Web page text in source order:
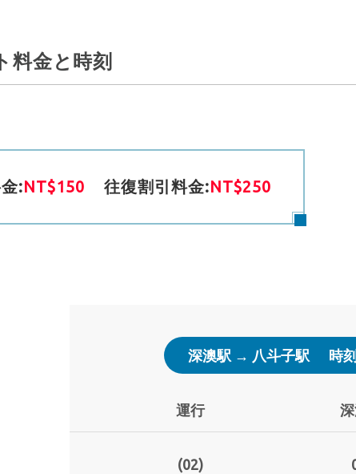
料金と時刻
:NT$150 往復割引料金:NT$250
深澳駅 → 八斗子駅 時
運行
(02)